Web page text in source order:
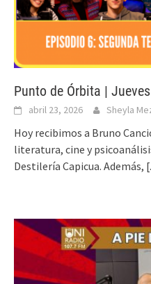
Punto de Órbita |
abril 23, 2026 Sheyla
Hoy recibimos a Bruno
literatura, cine y
Destilería Capicua. Además,